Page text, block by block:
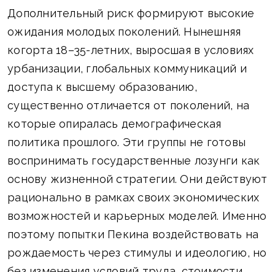
Дополнительный риск формируют высокие
ожидания молодых поколений. Нынешняя
когорта 18–35-летних, выросшая в условиях
урбанизации, глобальных коммуникаций и
доступа к высшему образованию,
существенно отличается от поколений, на
которые опиралась демографическая
политика прошлого. Эти группы не готовы
воспринимать государственные лозунги как
основу жизненной стратегии. Они действуют
рационально в рамках своих экономических
возможностей и карьерных моделей. Именно
поэтому попытки Пекина воздействовать на
рождаемость через стимулы и идеологию, но